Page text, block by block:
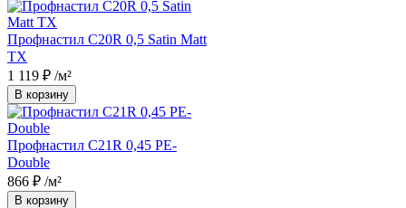
Профнастил С20R 0,5 Satin Matt
TX
1 119 ₽ /м²
В корзину
Профнастил С21R 0,45 PE-
Double
866 ₽ /м²
В корзину